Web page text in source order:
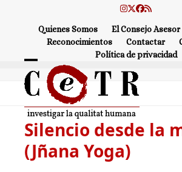
Instagram
Twitter
Facebook
RSS
Quienes Somos El Consejo Asesor
Reconocimientos
Contactar
Política de privacidad
Open
mobile
menu
Close
mobile
menu
Silencio desde la
(Jñana Yoga)